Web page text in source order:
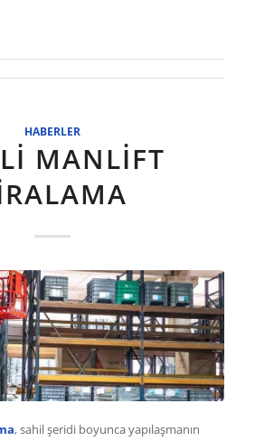
HABERLER
MANLIFT
, sahil şeridi boyunca yapılaşmanın